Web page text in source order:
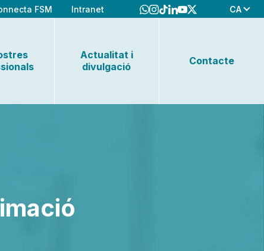
FSM Intranet CA
Actualitat i
divulgació
Contacte